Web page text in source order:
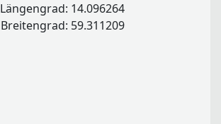
Längengrad: 14.096264
Breitengrad: 59.311209